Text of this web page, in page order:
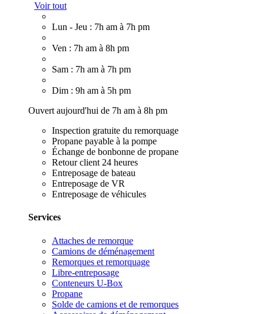
Voir tout
Lun - Jeu : 7h am à 7h pm
Ven : 7h am à 8h pm
Sam : 7h am à 7h pm
Dim : 9h am à 5h pm
Ouvert aujourd'hui de 7h am à 8h pm
Inspection gratuite du remorquage
Propane payable à la pompe
Échange de bonbonne de propane
Retour client 24 heures
Entreposage de bateau
Entreposage de VR
Entreposage de véhicules
Services
Attaches de remorque
Camions de déménagement
Remorques et remorquage
Libre-entreposage
Conteneurs U-Box
Propane
Solde de camions et de remorques